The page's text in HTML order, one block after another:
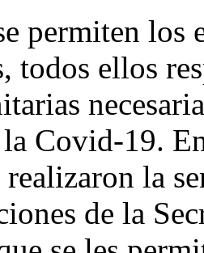
permiten los
todos ellos
Covid-19.
la
de la